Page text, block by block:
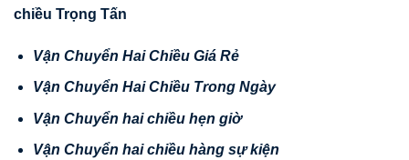
chiều Trọng Tấn
Vận Chuyển Hai Chiều Giá Rẻ
Vận Chuyển Hai Chiều Trong Ngày
Vận Chuyển hai chiều hẹn giờ
Vận Chuyển hai chiều hàng sựkiện